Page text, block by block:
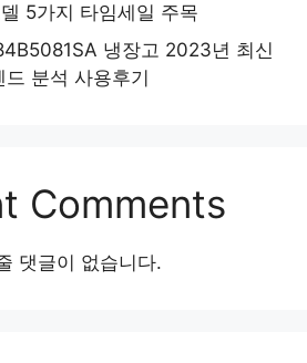
5가지 타임세일 주목
냉장고 2023년 최신
드 분석 사용후기
Comments
댓글이 없습니다.